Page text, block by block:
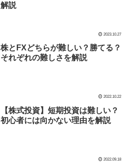
解説
2023.10.27
株とFXどちらが難しい？勝てる？
それぞれの難しさを解説
2022.10.22
【株式投資】短期投資は難しい？
初心者には向かない理由を解説
2022.09.18